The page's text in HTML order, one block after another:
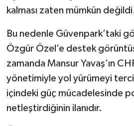
kalması zaten mümkün
Bu nedenle Güvenpark’taki
Özgür Özel’e destek
zamanda Mansur Yavaş’ın
yönetimiyle yol yürümeyi
içindeki güç mücadelesinde
netleştirdiğinin ilanıdır.